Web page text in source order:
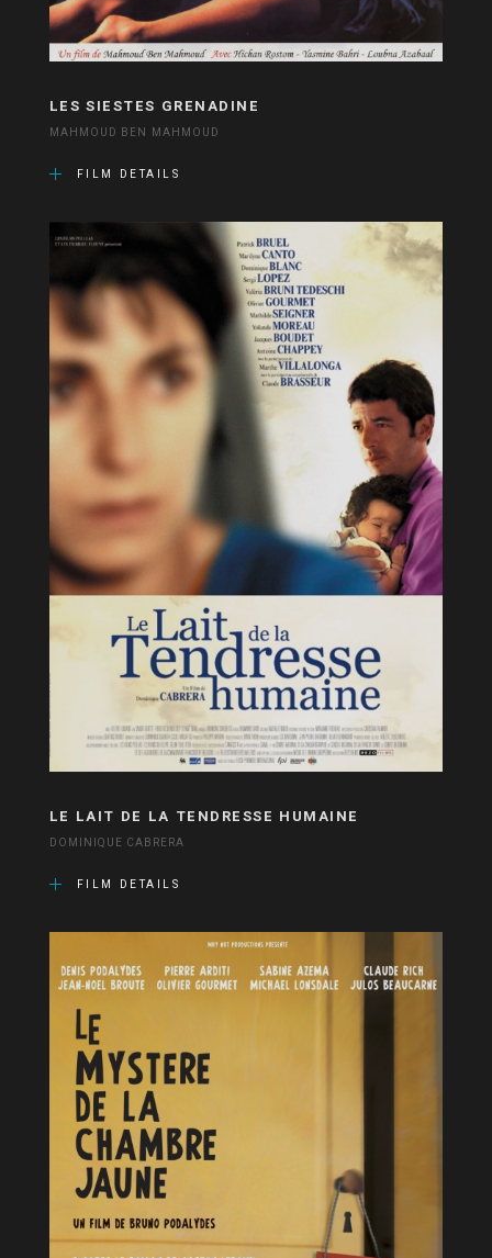
LES SIESTES GRENADINE
MAHMOUD BEN MAHMOUD
FILM DETAILS
LE LAIT DE LA TENDRESSE HUMAINE
DOMINIQUE CABRERA
FILM DETAILS